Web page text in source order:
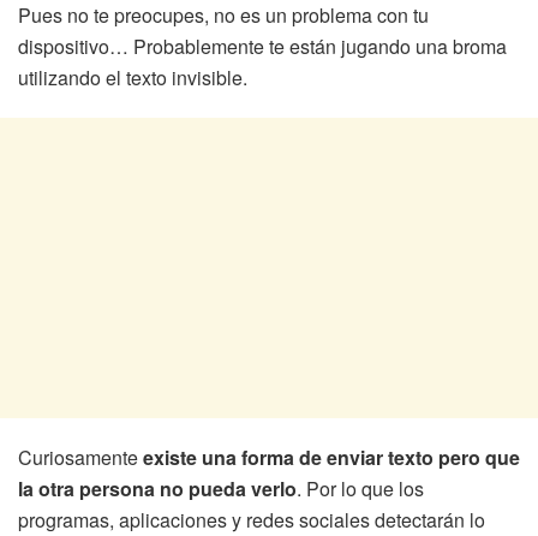
Pues no te preocupes, no es un problema con tu
dispositivo… Probablemente te están jugando una broma
utilizando el texto invisible.
Curiosamenteexiste una forma de enviar texto pero que
la otra persona no pueda verlo. Por lo que los
programas, aplicaciones y redes sociales detectarán lo